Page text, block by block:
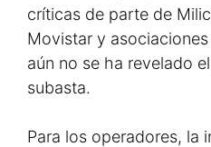
críticas de parte de
Movistar y
aún no se ha revelado
subasta.
Para los operadores, la